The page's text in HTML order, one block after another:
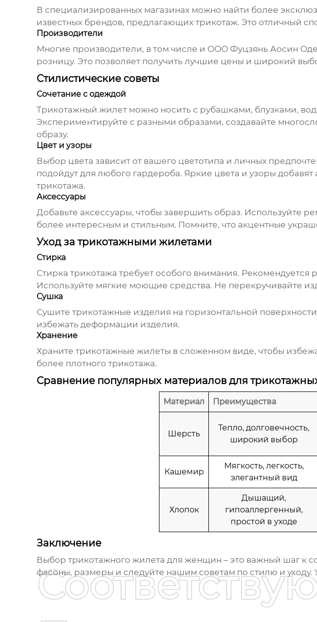
В специализированных магазинах можно найти более
известных брендов, предлагающих трикотаж. Это отличный
Производители
Многие производители, в том числе и ООО Фуцзянь Аосин
розницу. Это позволяет получить лучшие цены и широкий
Стилистические советы
Сочетание с одеждой
Трикотажный жилет можно носить с рубашками, блузками,
Экспериментируйте с разными образами, создавайте
образу.
Цвет и узоры
Выбор цвета зависит от вашего цветотипа и личных
подойдут для любого гардероба. Яркие цвета и узоры
трикотажа.
Аксессуары
Добавьте аксессуары, чтобы завершить образ. Используйте
более интересным и стильным. Помните, что акцентные
Уход за трикотажными жилетами
Стирка
Стирка трикотажа требует особого внимания.
Используйте мягкие моющие средства. Не перекручивайте
Сушка
Сушите трикотажные изделия на горизонтальной
избежать деформации изделия.
Хранение
Храните трикотажные жилеты в сложенном виде, чтобы
более плотного трикотажа.
Сравнение популярных материалов для
Материал Преимущества
Шерсть
Тепло, долговечность,
широкий выбор
Кашемир
Мягкость, легкость,
элегантный вид
Хлопок
Дышащий,
гипоаллергенный,
простой в уходе
Заключение
Выбор трикотажного жилета для женщин – это важный шаг к
фасоны, размеры и следуйте нашим советам по стилю и уходу.